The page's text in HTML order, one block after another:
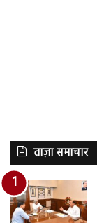
ताज़ा समाचार